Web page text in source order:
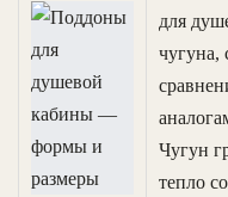
для
чугуна,
Чугун
тепло